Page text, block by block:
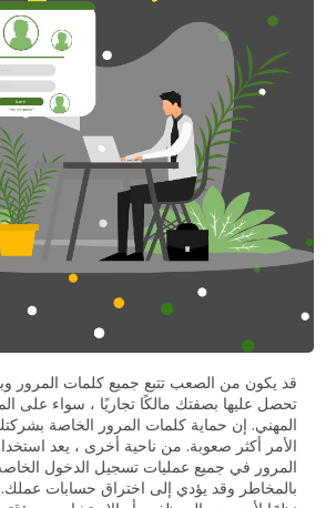
مقالات
تسجيل الدخول
قد يكون من الصعب تتبع جميع كلمات المرور
تحصل عليها بصفتك مالكًا تجاريًا ، سواء على
المهني. إن حماية كلمات المرور الخاصة
الأمر أكثر صعوبة. من ناحية أخرى ، يعد
المرور في جميع عمليات تسجيل الدخول
بالمخاطر وقد يؤدي إلى اختراق حسابات